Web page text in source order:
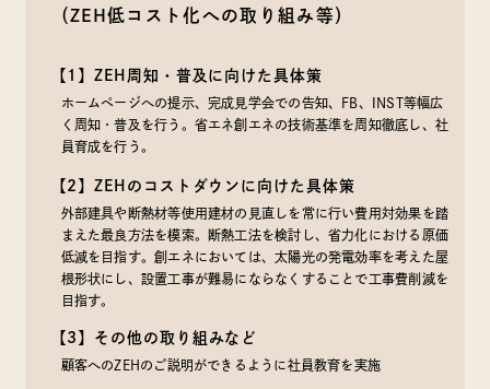
（ZEH低コスト化への取り組み等）
【1】ZEH周知・普及に向けた具体策
ホームページへの提示、完成見学会での告知、FB、INST等幅広
く周知・普及を行う。省エネ創エネの技術基準を周知徹底し、社
員育成を行う。
【2】ZEHのコストダウンに向けた具体策
外部建具や断熱材等使用建材の見直しを常に行い費用対効果を踏
まえた最良方法を模索。断熱工法を検討し、省力化における原価
低減を目指す。創エネにおいては、太陽光の発電効率を考えた屋
根形状にし、設置工事が難易にならなくすることで工事費削減を
目指す。
【3】その他の取り組みなど
顧客へのZEHのご説明ができるように社員教育を実施